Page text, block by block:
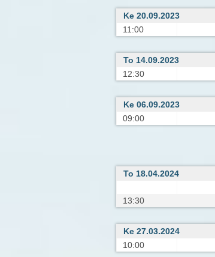
Ke 20.09.2023
11:00
To 14.09.2023
12:30
Ke 06.09.2023
09:00
To 18.04.2024
13:30
Ke 27.03.2024
10:00